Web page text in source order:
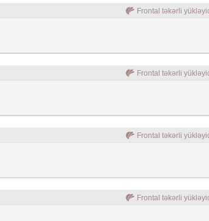
Frontal təkərli
Frontal təkərli
Frontal təkərli
Frontal təkərli